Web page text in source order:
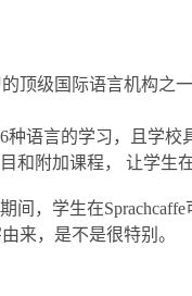
顶级国际语言机构之
语言的学习，且学校
附加课程， 让学生
，学生在
来，是不是很特别。